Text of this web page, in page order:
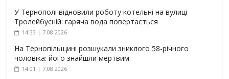
У Тернополі відновили роботу котельні на вулиці
Тролейбусній: гаряча вода повертається
14:33 | 7.08.2026
На Тернопільщині розшукали зниклого 58-річного
чоловіка: його знайшли мертвим
14:01 | 7.08.2026